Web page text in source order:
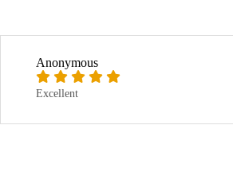
Anonymous
Excellent